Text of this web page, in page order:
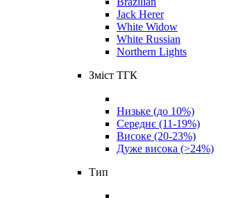
Jack Herer
White Widow
White Russian
Northern Lights
Зміст ТГК
Низьке (до 10%)
Середнє (11-19%)
Високе (20-23%)
Дуже висока (>24%)
Тип